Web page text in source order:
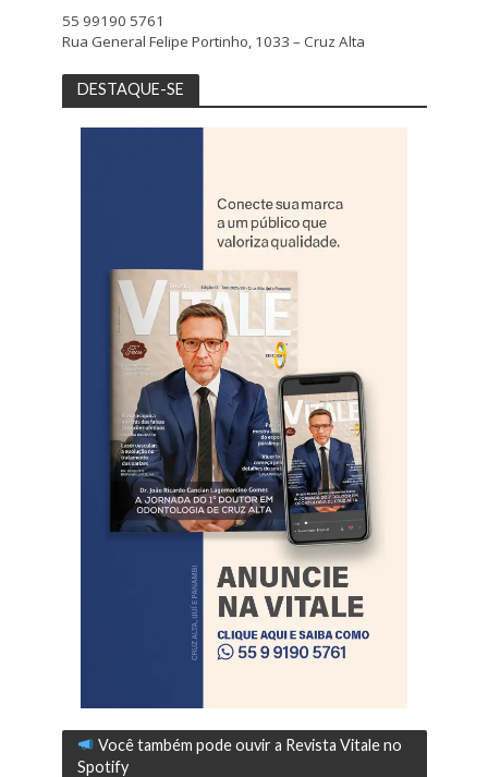
55 99190 5761
Rua General Felipe Portinho, 1033 – Cruz Alta
DESTAQUE-SE
Você também pode ouvir a Revista Vitale no
Spotify